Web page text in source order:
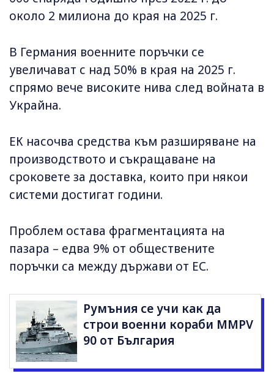
около 2 милиона до края на 2025 г.
В Германия военните поръчки се
увеличават с над 50% в края на 2025 г.
спрямо вече високите нива след войната в
Украйна.
ЕК насочва средства към разширяване на
производството и съкращаване на
сроковете за доставка, които при някои
системи достигат години.
Проблем остава фрагментацията на
пазара – едва 9% от обществените
поръчки са между държави от ЕС.
Румъния се учи как да
строи военни кораби MMPV
90 от България